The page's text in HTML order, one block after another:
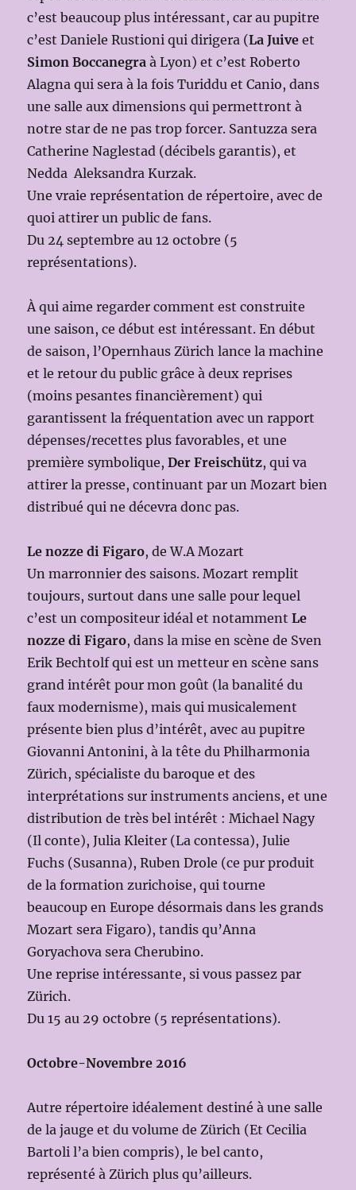
c’est beaucoup plus intéressant, car au pupitre
c’est Daniele Rustioni qui dirigera (La Juive et
Simon Boccanegra à Lyon) et c’est Roberto
Alagna qui sera à la fois Turiddu et Canio, dans
une salle aux dimensions qui permettront à
notre star de ne pas trop forcer. Santuzza sera
Catherine Naglestad (décibels garantis), et
Nedda Aleksandra Kurzak.
Une vraie représentation de répertoire, avec de
quoi attirer un public de fans.
Du 24 septembre au 12 octobre (5
représentations).
À qui aime regarder comment est construite
une saison, ce début est intéressant. En début
de saison, l’Opernhaus Zürich lance la machine
et le retour du public grâce à deux reprises
(moins pesantes financièrement) qui
garantissent la fréquentation avec un rapport
dépenses/recettes plus favorables, et une
première symbolique,Der Freischütz, qui va
attirer la presse, continuant par un Mozart bien
distribué qui ne décevra donc pas.
Le nozze di Figaro, de W.A Mozart
Un marronnier des saisons. Mozart remplit
toujours, surtout dans une salle pour lequel
c’est un compositeur idéal et notammentLe
nozze di Figaro, dans la mise en scène de Sven
Erik Bechtolf qui est un metteur en scène sans
grand intérêt pour mon goût (la banalité du
faux modernisme), mais qui musicalement
présente bien plus d’intérêt, avec au pupitre
Giovanni Antonini, à la tête du Philharmonia
Zürich, spécialiste du baroque et des
interprétations sur instruments anciens, et une
distribution de très bel intérêt : Michael Nagy
(Il conte), Julia Kleiter (La contessa), Julie
Fuchs (Susanna), Ruben Drole (ce pur produit
de la formation zurichoise, qui tourne
beaucoup en Europe désormais dans les grands
Mozart sera Figaro), tandis qu’Anna
Goryachova sera Cherubino.
Une reprise intéressante, si vous passez par
Zürich.
Du 15 au 29 octobre (5 représentations).
Octobre-Novembre 2016
Autre répertoire idéalement destiné à une salle
de la jauge et du volume de Zürich (Et Cecilia
Bartoli l’a bien compris), le bel canto,
représenté à Zürich plus qu’ailleurs.